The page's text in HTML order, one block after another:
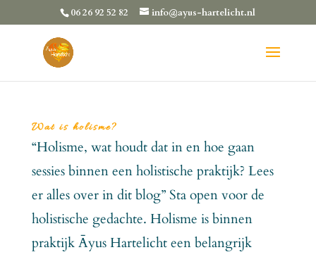
06 26 92 52 82 info@ayus-hartelicht.nl
Wat is holisme?
“Holisme, wat houdt dat in en hoe gaan
sessies binnen een holistische praktijk? Lees
er alles over in dit blog” Sta open voor de
holistische gedachte. Holisme is binnen
praktijk Āyus Hartelicht een belangrijk